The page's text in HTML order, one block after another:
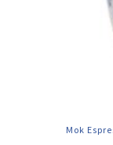
Mok